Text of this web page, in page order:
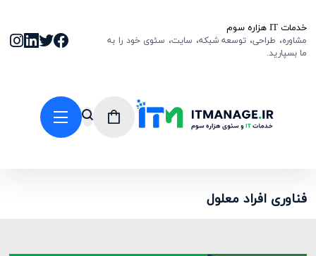
خدمات IT هزاره سوم
مشاوره، طراحی، توسعه شبکه، سایت، سئوی خود را به
ما بسپارید.
فناوری افراد معلول